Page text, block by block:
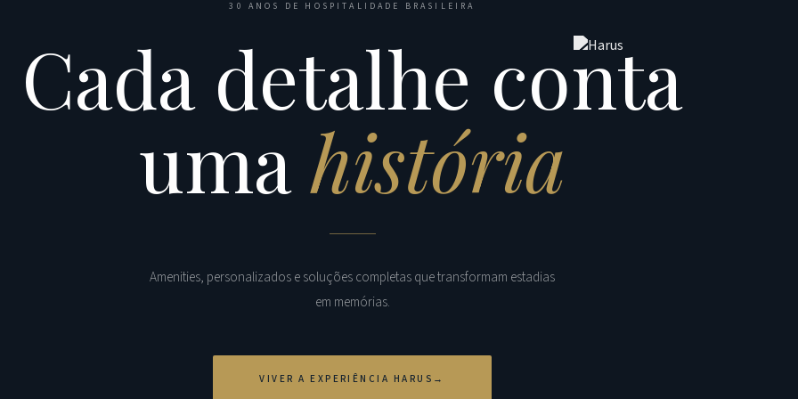
30 ANOS DE HOSPITALIDADE BRASILEIRA
Cada detalhe conta
umahistória
Amenities, personalizados e soluções completas que transformam estadias
em memórias.
VIVER A EXPERIÊNCIA HARUS